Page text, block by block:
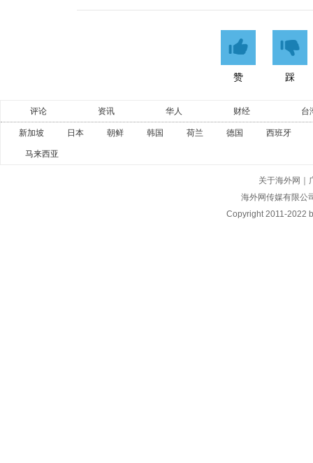
赞 踩
评论 资讯 华人 财经 台
新加坡 日本 朝鲜 韩国 荷兰 德国 西班牙
马来西亚
关于海外网
海外网传媒有限公
Copyright2011-2022